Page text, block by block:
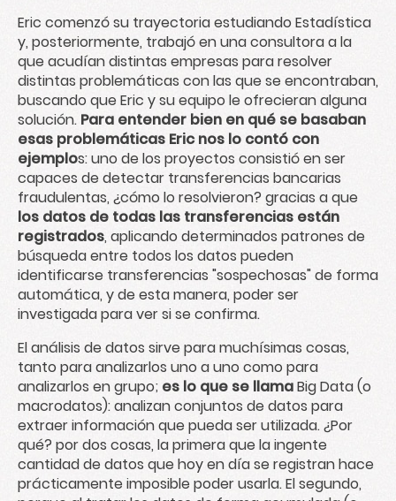
Eric comenzó su trayectoria estudiando Estadística
y, posteriormente, trabajó en una consultora a la
que acudían distintas empresas para resolver
distintas problemáticas con las que se encontraban,
buscando que Eric y su equipo le ofrecieran alguna
solución. Para entender bien en qué se basaban
esas problemáticas Eric nos lo contó con
ejemplos: uno de los proyectos consistió en ser
capaces de detectar transferencias bancarias
fraudulentas, ¿cómo lo resolvieron? gracias a que
los datos de todas las transferencias están
registrados, aplicando determinados patrones de
búsqueda entre todos los datos pueden
identificarse transferencias "sospechosas" de forma
automática, y de esta manera, poder ser
investigada para ver si se confirma.
El análisis de datos sirve para muchísimas cosas,
tanto para analizarlos uno a uno como para
analizarlos en grupo; es lo que se llamaBig Data (o
macrodatos):analizan conjuntos de datos para
extraer información que pueda ser utilizada. ¿Por
qué? por dos cosas, la primera que la ingente
cantidad de datos que hoy en día se registran hace
prácticamente imposible poder usarla. El segundo,